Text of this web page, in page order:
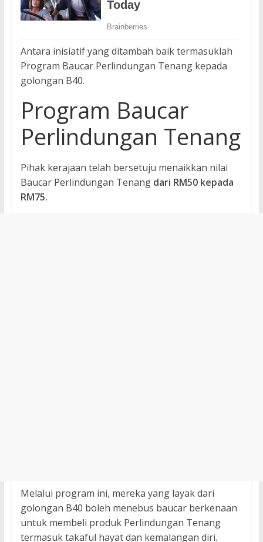
Antara inisiatif yang ditambah baik termasuklah
Program Baucar Perlindungan Tenang kepada
golongan B40.
Program Baucar
Perlindungan Tenang
Pihak kerajaan telah bersetuju menaikkan nilai
Baucar Perlindungan Tenang dari RM50 kepada
RM75.
Melalui program ini, mereka yang layak dari
golongan B40 boleh menebus baucar berkenaan
untuk membeli produk Perlindungan Tenang
termasuk takaful hayat dan kemalangan diri.